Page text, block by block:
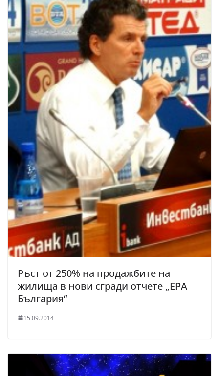
Ръст от 250% на продажбите на
жилища в нови сгради отчете „ЕРА
България“
15.09.2014